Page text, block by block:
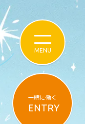
一緒に働く
ENTRY